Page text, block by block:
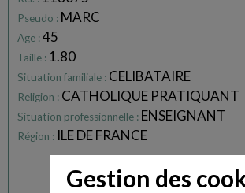
Pseudo : MARC
Age :45
Taille : 1.80
Situation familiale : CELIBATAIRE
Religion : CATHOLIQUE PRATIQUANT
Situation professionnelle : ENSEIGNANT
Région : ILE DE FRANCE
CE PROFIL
Gestion des